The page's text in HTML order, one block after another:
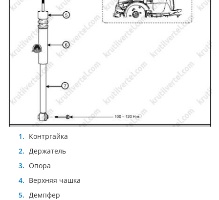
Контргайка
Держатель
Опора
Верхняя чашка
Демпфер